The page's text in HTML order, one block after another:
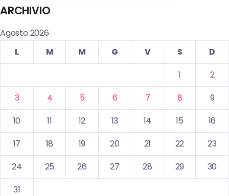
ARCHIVIO
Agosto 2026
L
M M G V S
D
1
2
3
4 5 6 7 8
9
10
11 12 13 14 15
16
17
18 19 20 21 22
23
24
25 26 27 28 29
30
31